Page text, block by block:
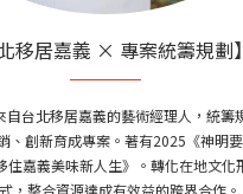
北移居嘉義 × 專案統籌規劃】
台北移居嘉義的藝術經理人，統籌
、創新育成專案。著有2025《神明
嘉義美味新人生》。轉化在地文化
，整合資源達成有效益的跨界合作。